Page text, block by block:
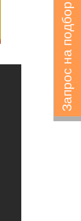
Запрос на подбор